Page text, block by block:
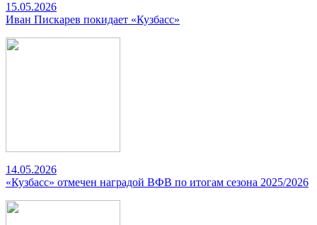
15.05.2026
Иван Пискарев покидает «Кузбасс»
14.05.2026
«Кузбасс» отмечен наградой ВФВ по итогам сезона 2025/2026